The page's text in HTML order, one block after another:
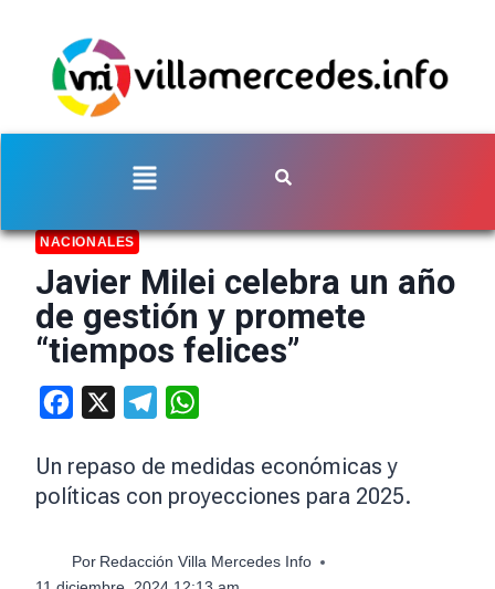
NACIONALES
Javier Milei celebra un año
de gestión y promete
“tiempos felices”
Facebook Telegram
Un repaso de medidas económicas y
políticas con proyecciones para 2025.
Por Redacción Villa Mercedes Info